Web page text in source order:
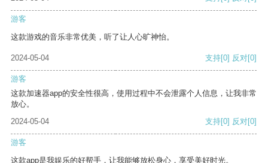
游客
这款游戏的音乐非常优美，听了让人心旷神怡。
2024-05-04 支持[0] 反对[0]
游客
这款加速器app的安全性很高，使用过程中不会泄露个人信息，让我非常
放心。
2024-05-04
支持[0] 反对[0]
游客
这款app是我娱乐的好帮手，让我能够放松身心，享受美好时光。